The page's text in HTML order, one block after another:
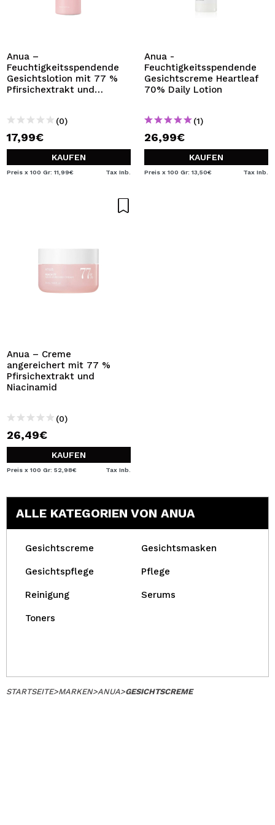
Anua –
Feuchtigkeitsspendende
Gesichtslotion mit 77 %
Pfirsichextrakt und
(0)
17,99€
KAUFEN
Preis x 100 Gr: 11,99€ Tax Inb.
Anua -
Feuchtigkeitsspendende
Gesichtscreme Heartleaf
70% Daily Lotion
(1)
26,99€
KAUFEN
Preis x 100 Gr: 13,50€ Tax Inb.
Anua – Creme
angereichert mit 77 %
Pfirsichextrakt und
Niacinamid
(0)
26,49€
KAUFEN
Preis x 100 Gr: 52,98€ Tax Inb.
ALLE KATEGORIEN VON ANUA
Gesichtscreme Gesichtsmasken
Gesichtspflege Pflege
Reinigung Serums
Toners
STARTSEITE>MARKEN>ANUA>GESICHTSCREME